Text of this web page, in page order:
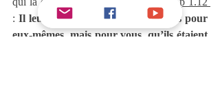
: Il leur fut révélé que ce n’était pas pour
eux-mêmes, mais pour vous, qu’ils étaient